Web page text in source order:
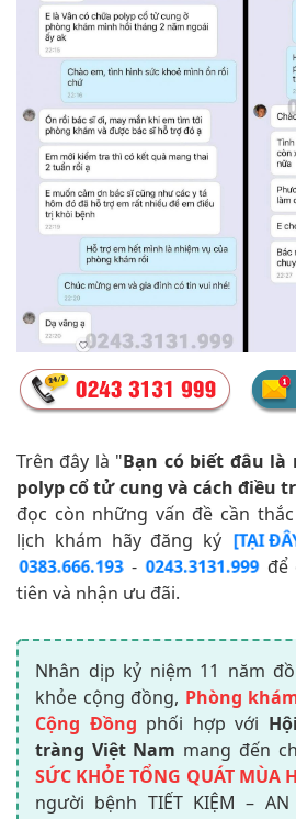
Trên đây là "Bạn có biết đâu là
polyp cổ tử cung và cách điều
đọc còn những vấn đề cần
lịch khám hãy đăng ký [TẠI
0383.666.193 - 0243.3131.999 để
tiên và nhận ưu đãi.
Nhân dịp kỷ niệm 11 năm
khỏe cộng đồng, Phòng
Cộng Đồng phối hợp với
tràng Việt Nam mang đến
SỨC KHỎE TỔNG QUÁT MÙA
người bệnh TIẾT KIỆM –